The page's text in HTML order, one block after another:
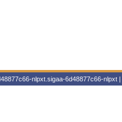
nlpxt.sigaa-6d48877c66-nlpxt |